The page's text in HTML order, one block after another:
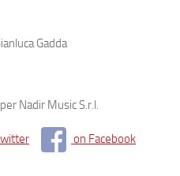
Gadda
Nadir Music S.r.l.
on Facebook